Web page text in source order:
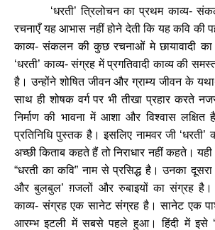
‘धरती’ त्रिलोचन का प्रथम काव्य-
रचनाएँ यह आभास नहीं होने देती कि यह कवि की
काव्य- संकलन की कुछ रचनाओं मे छायावादी
‘धरती’ काव्य- संग्रह में प्रगतिवादी काव्य की
है। उन्होंने शोषित जीवन और ग्राम्य जीवन के
साथ ही शोषक वर्ग पर भी तीखा प्रहार करते
निर्माण की भावना में आशा और विश्वास
प्रतिनिधि पुस्तक है। इसलिए नामवर जी
अच्छी किताब कहते हैं तो निराधार नहीं कहते।
“धरती का कवि” नाम से प्रसिद्ध है। उनका
और बुलबुल’ ग़जलों और रुबाइयों का संग्रह है।
काव्य- संग्रह एक सानेट संग्रह है। सानेट एक
आरम्भ इटली में सबसे पहले हुआ। हिंदी में इसे